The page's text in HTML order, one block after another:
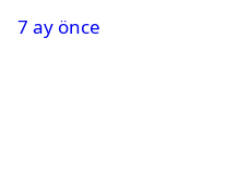
7 ay önce